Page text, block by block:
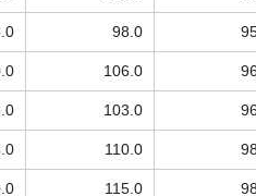
98.0
106.0
103.0
110.0
115.0